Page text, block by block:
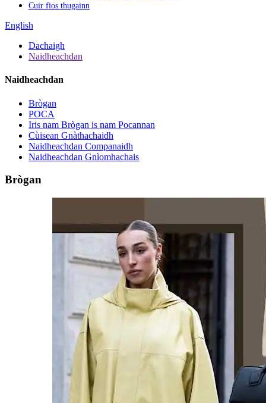
Cuir fios thugainn
English
Dachaigh
Naidheachdan
Naidheachdan
Brògan
POCA
Iris nam Brògan is nam Pocannan
Cùisean Gnàthachaidh
Naidheachdan Companaidh
Naidheachdan Gnìomhachais
Brògan